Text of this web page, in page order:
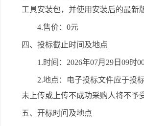
工具安装包，并使用安装后的最新
4.售价：0元
四、投标截止时间及地点
1.时间：2026年07月29日09时
2.地点：电子投标文件应于投
未上传或上传不成功采购人将不予
五、开标时间及地点